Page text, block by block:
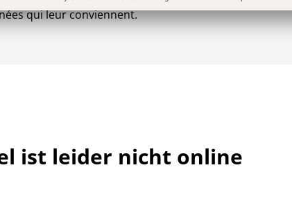
qui leur conviennent.
ist leider nicht online